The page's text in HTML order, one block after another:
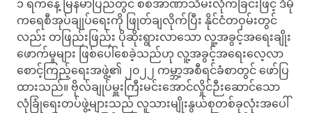
၁ ရက်နေ့ မြန်မာပြည်တွင် စစ်အာဏာသိမ်းလိုက်ခြင်းဖြင့် ဒီမို
ကရေစီအုပ်ချုပ်ရေးကို ဖြုတ်ချလိုက်ပြီး နိုင်ငံတဝှမ်းတွင်
လည်း တဖြည်းဖြည်း ပိုဆိုးရွားလာသော လူ့အခွင့်အရေးချိုး
ဖောက်မှုများ ဖြစ်ပေါ်စေခဲ့သည်ဟု လူ့အခွင့်အရေးလေ့လာ
စောင့်ကြည့်ရေးအဖွဲ့၏ ၂၀၂၂ ကမ္ဘာ့အစီရင်ခံစာတွင် ဖော်ပြ
ထားသည်။ ဗိုလ်ချုပ်မှူးကြီးမင်းအောင်လှိုင်ဉီးဆောင်သော
လုံခြုံရေးတပ်ဖွဲ့များသည် လူသားမျိုးနွယ်စုတစ်ခုလုံးအပေါ်